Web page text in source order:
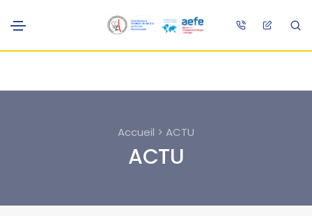
Accueil > ACTU
ACTU